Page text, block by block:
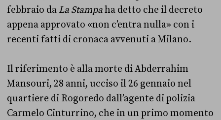
febbraio da La Stampaha detto che il decreto
appena approvato «non c’entra nulla» con i
recenti fatti di cronaca avvenuti a Milano.
Il riferimento è alla morte di Abderrahim
Mansouri, 28 anni, ucciso il 26 gennaio nel
quartiere di Rogoredo dall’agente di polizia
Carmelo Cinturrino, che in un primo momento